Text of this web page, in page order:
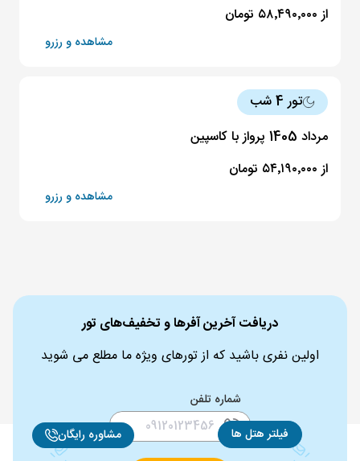
فیلتر هتل ها
از ۵۸٬۴۹۰٬۰۰۰ تومان
مشاهده و رزرو
تور 4 شب
مرداد 1405 پرواز با کاسپین
از ۵۴٬۱۹۰٬۰۰۰ تومان
مشاهده و رزرو
مشاوره رایگان
دریافت آخرین آفرها و تخفیف‌های تور
اولین نفری باشید که از تورهای ویژه ما مطلع می شوید
شماره تلفن